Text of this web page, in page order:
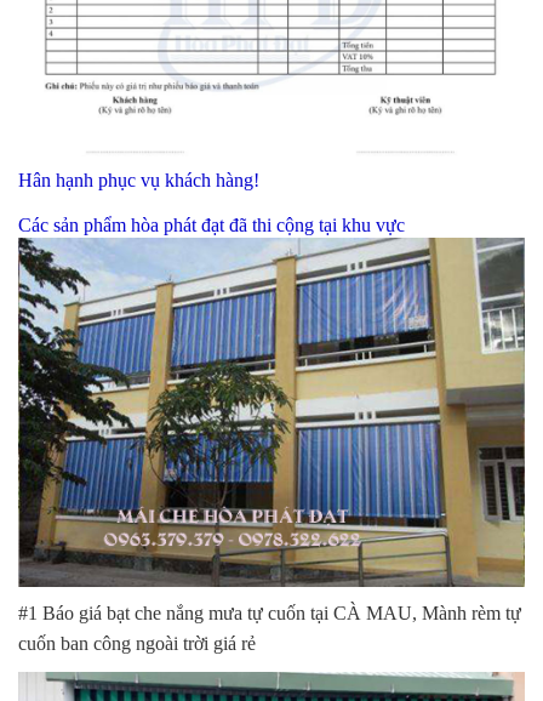
Hân hạnh phục vụ khách hàng!
Các sản phẩm hòa phát đạt đã thi cộng tại khu vực
#1 Báo giá bạt che nắng mưa tự cuốn tại CÀ MAU, Mành rèm tự
cuốn ban công ngoài trời giá rẻ